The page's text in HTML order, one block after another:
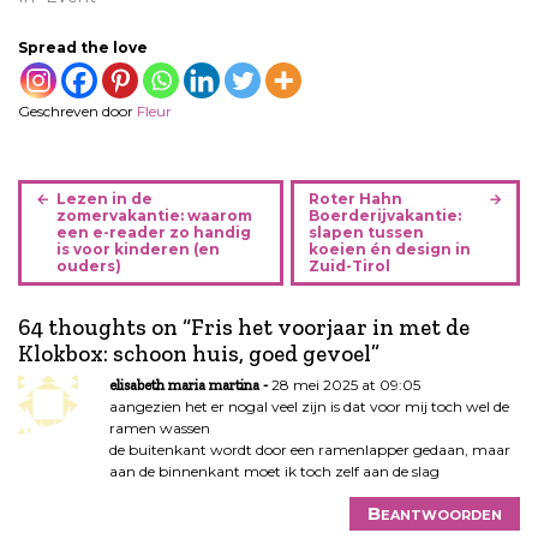
Spread the love
Geschreven door Fleur
B
h
t
n
a
v
Lezen in de
zomervakantie: waarom
een e-reader zo handig
is voor kinderen (en
ouders)
Roter Hahn
Boerderijvakantie:
slapen tussen
koeien én design in
Zuid-Tirol
64 thoughts on “Fris het voorjaar in met de
Klokbox: schoon huis, goed gevoel”
elisabeth maria martina
28 mei 2025 at 09:05
aangezien het er nogal veel zijn is dat voor mij toch wel de
ramen wassen
de buitenkant wordt door een ramenlapper gedaan, maar
aan de binnenkant moet ik toch zelf aan de slag
Beantwoorden